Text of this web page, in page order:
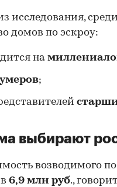
исследования,
домов по эскроу:
на
;
выбирают
возводимого
6,9 млн руб.,